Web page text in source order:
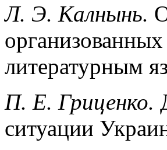
Л. Э. Калнынь.
литературным
П. Е. Гриценко.
ситуации